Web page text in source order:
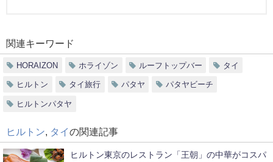
関連キーワード
HORAIZON ホライゾン ルーフトップバー タイ
ヒルトン タイ旅行 パタヤ パタヤビーチ
ヒルトンパタヤ
ヒルトン タイの関連記事
ヒルトン東京のレストラン「王朝」の中華がコスパ